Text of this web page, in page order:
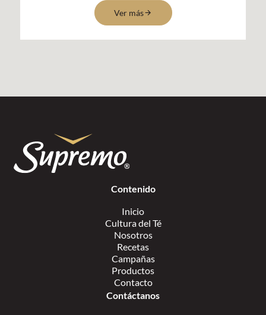
Ver más
Contenido
Inicio
Cultura del Té
Nosotros
Recetas
Campañas
Productos
Contacto
Contáctanos